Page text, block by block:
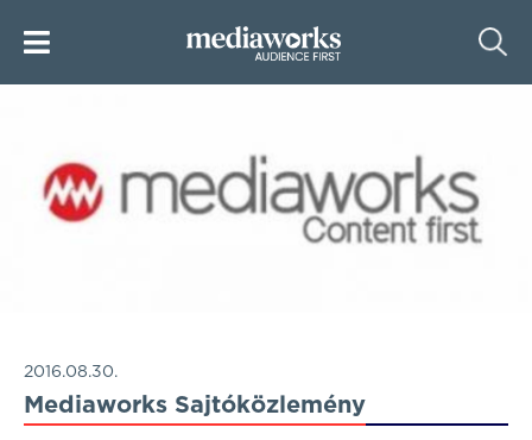
2016.08.30.
Mediaworks Sajtóközlemény